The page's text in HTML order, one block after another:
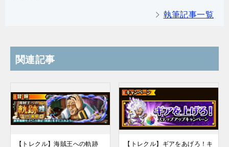
執筆記事一覧
関連記事
【トレクル】海賊王への軌跡
【トレクル】ギアをあげろ！キ